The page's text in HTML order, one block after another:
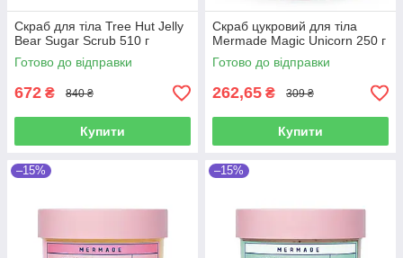
Скраб для тіла Tree Hut Jelly
Bear Sugar Scrub 510 г
Готово до відправки
672 ₴ 840 ₴
Купити
Скраб цукровий для тіла
Mermade Magic Unicorn 250 г
Готово до відправки
262,65 ₴ 309 ₴
Купити
–15% –15%